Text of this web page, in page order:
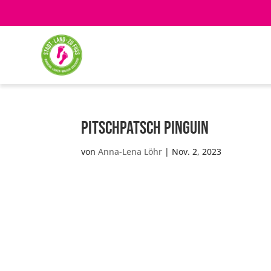
Pitschpatsch Pinguin
vonAnna-Lena Löhr | Nov. 2, 2023